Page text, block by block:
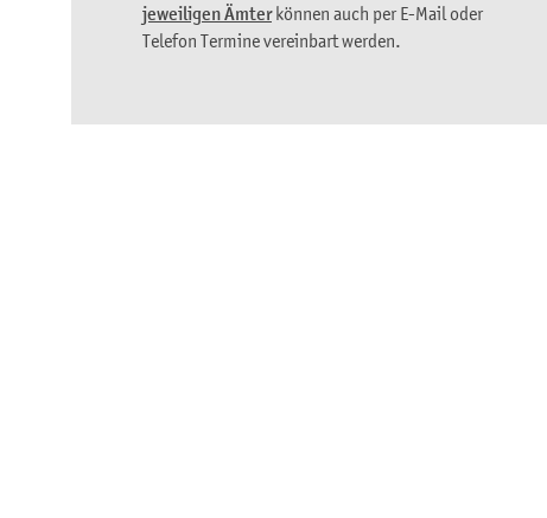
jeweiligen Ämterkönnen auch per E-Mail oder
Telefon Termine vereinbart werden.